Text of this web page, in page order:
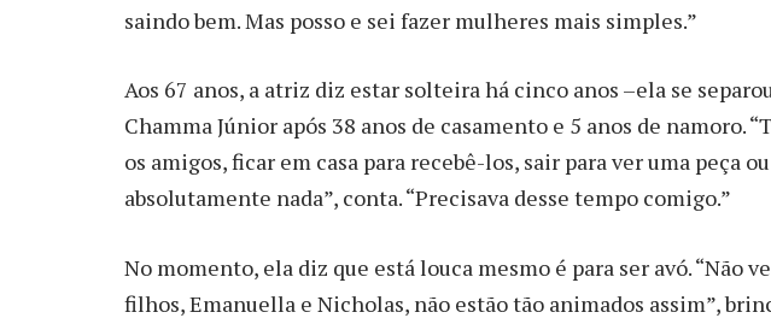
saindo bem. Mas posso e sei fazer mulheres mais simples.”
Aos 67 anos, a atriz diz estar solteira há cinco anos –ela se
Chamma Júnior após 38 anos de casamento e 5 anos de namoro.
os amigos, ficar em casa para recebê-los, sair para ver uma peça
absolutamente nada”, conta. “Precisava desse tempo comigo.”
No momento, ela diz que está louca mesmo é para ser avó. “Não
filhos, Emanuella e Nicholas, não estão tão animados assim”,